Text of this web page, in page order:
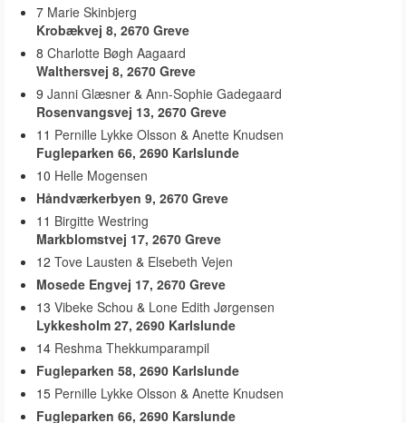
7 Marie Skinbjerg
Krobækvej 8, 2670 Greve
8 Charlotte Bøgh Aagaard
Walthersvej 8, 2670 Greve
9 Janni Glæsner & Ann-Sophie Gadegaard
Rosenvangsvej 13, 2670 Greve
11 Pernille Lykke Olsson & Anette Knudsen
Fugleparken 66, 2690 Karlslunde
10 Helle Mogensen
Håndværkerbyen 9, 2670 Greve
11 Birgitte Westring
Markblomstvej 17, 2670 Greve
12 Tove Lausten & Elsebeth Vejen
Mosede Engvej 17, 2670 Greve
13 Vibeke Schou & Lone Edith Jørgensen
Lykkesholm 27, 2690 Karlslunde
14 Reshma Thekkumparampil
Fugleparken 58, 2690 Karlslunde
15 Pernille Lykke Olsson & Anette Knudsen
Fugleparken 66, 2690 Karslunde